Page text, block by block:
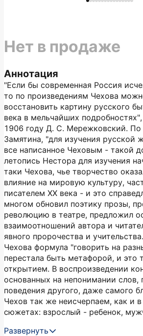
Аннотация
"Если бы современная Россия
то по произведениям Чехова
восстановить картину русского
века в мельчайших
1906 году Д. С. Мережковский. По
Замятина, "для изучения русской
все написанное Чеховым - такой
летопись Нестора для изучения
таки Чехова, чье творчество
влияние на мировую культуру,
писателем ХХ века - и это
многом обновил поэтику прозы,
революцию в театре, предложил
взаимоотношений автора и
явного пророчества и
Чехова формула "говорить на
перестала быть метафорой, и это
открытием. В воспроизведении
основанных на непонимании слов,
поведения другого, даже самого
Чехов так же неисчерпаем, как и
сюжетах: взрослый - ребенок,
Развернуть
Нет в продаже